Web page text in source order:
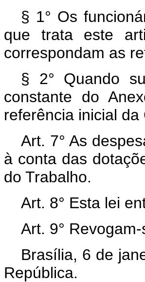
§ 1° Os
que trata este
correspondam as
§ 2° Quando
constante do
referência inicial
Art. 7° As
à conta das
do Trabalho.
Art. 8° Esta lei
Art. 9°
Brasília, 6 de
República.